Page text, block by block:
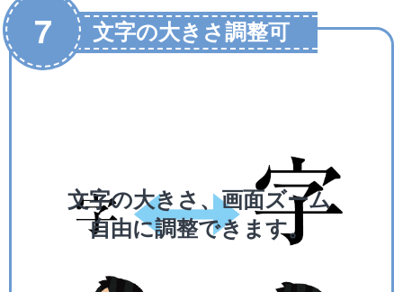
文字の大きさ調整可
7
文字の大きさ、画面ズーム
自由に調整できます。